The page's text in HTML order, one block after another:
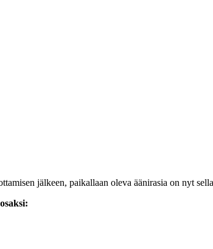
jälkeen, paikallaan oleva äänirasia on nyt